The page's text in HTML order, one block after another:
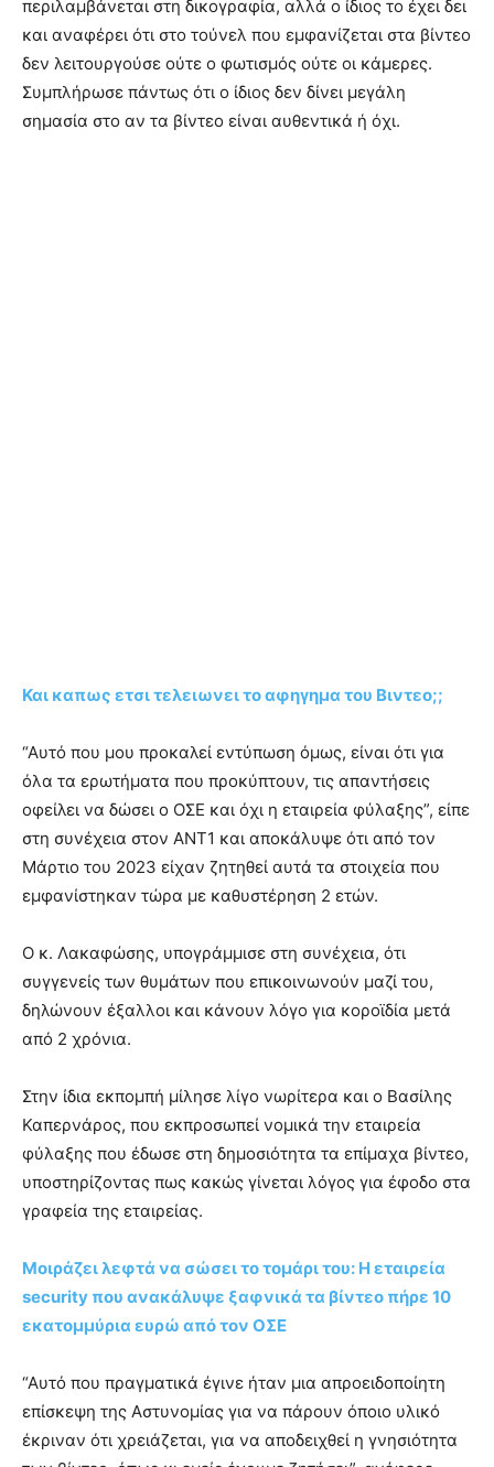
περιλαμβάνεται στη δικογραφία, αλλά ο ίδιος το έχει δει
και αναφέρει ότι στο τούνελ που εμφανίζεται στα βίντεο
δεν λειτουργούσε ούτε ο φωτισμός ούτε οι κάμερες.
Συμπλήρωσε πάντως ότι ο ίδιος δεν δίνει μεγάλη
σημασία στο αν τα βίντεο είναι αυθεντικά ή όχι.
Και καπως ετσι τελειωνει το αφηγημα του Βιντεο;;
“Αυτό που μου προκαλεί εντύπωση όμως, είναι ότι για
όλα τα ερωτήματα που προκύπτουν, τις απαντήσεις
οφείλει να δώσει ο ΟΣΕ και όχι η εταιρεία φύλαξης”, είπε
στη συνέχεια στον ΑΝΤ1 και αποκάλυψε ότι από τον
Μάρτιο του 2023 είχαν ζητηθεί αυτά τα στοιχεία που
εμφανίστηκαν τώρα με καθυστέρηση 2 ετών.
Ο κ. Λακαφώσης, υπογράμμισε στη συνέχεια, ότι
συγγενείς των θυμάτων που επικοινωνούν μαζί του,
δηλώνουν έξαλλοι και κάνουν λόγο για κοροϊδία μετά
από 2 χρόνια.
Στην ίδια εκπομπή μίλησε λίγο νωρίτερα και ο Βασίλης
Καπερνάρος, που εκπροσωπεί νομικά την εταιρεία
φύλαξης που έδωσε στη δημοσιότητα τα επίμαχα βίντεο,
υποστηρίζοντας πως κακώς γίνεται λόγος για έφοδο στα
γραφεία της εταιρείας.
Μοιράζει λεφτά να σώσει το τομάρι του: Η εταιρεία
security που ανακάλυψε ξαφνικά τα βίντεο πήρε 10
εκατομμύρια ευρώ από τον ΟΣΕ
“Αυτό που πραγματικά έγινε ήταν μια απροειδοποίητη
επίσκεψη της Αστυνομίας για να πάρουν όποιο υλικό
έκριναν ότι χρειάζεται, για να αποδειχθεί η γνησιότητα